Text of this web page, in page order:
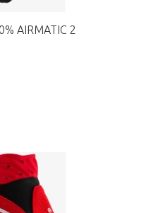
AIRMATIC 2